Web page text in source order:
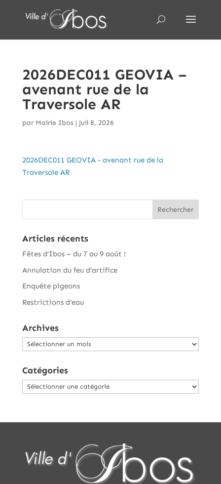
2026DEC011 GEOVIA –
avenant rue de la
Traversole AR
par Mairie Ibos| Juil 8, 2026
2026DEC011 GEOVIA - avenant rue de la
Traversole AR
Articles récents
Fêtes d’Ibos – du 7 au 9 août !
Annulation du feu d’artifice
Enquête pigeons
Restrictions d’eau
Archives
Archives
Catégories
Catégories